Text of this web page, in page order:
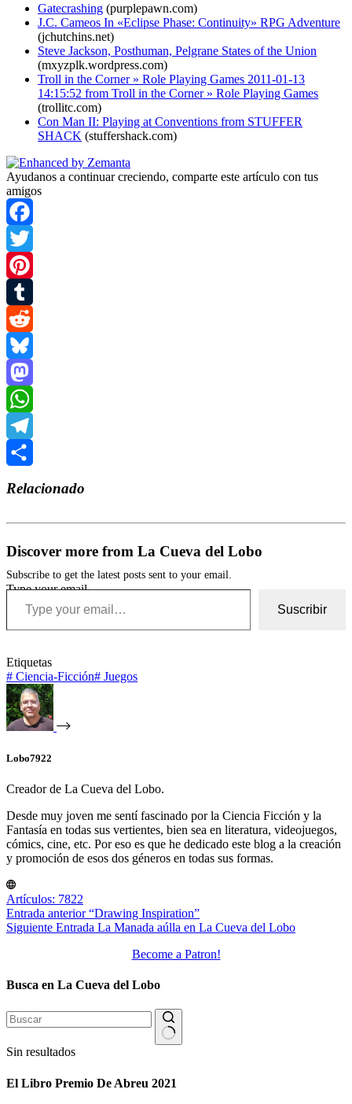
Gatecrashing (purplepawn.com)
J.C. Cameos In «Eclipse Phase: Continuity» RPG Adventure
(jchutchins.net)
Steve Jackson, Posthuman, Pelgrane States of the Union
(mxyzplk.wordpress.com)
Troll in the Corner » Role Playing Games 2011-01-13
14:15:52 from Troll in the Corner » Role Playing Games
(trollitc.com)
Con Man II: Playing at Conventions from STUFFER
SHACK (stuffershack.com)
Ayudanos a continuar creciendo, comparte este artículo con tus
amigos
Facebook
Twitter
Pinterest
Tumblr
Reddit
Bluesky
Mastodon
WhatsApp
Telegram
Relacionado
Discover more from La Cueva del Lobo
Subscribe to get the latest posts sent to your email.
Type your email…
Suscribir
Etiquetas
# Ciencia-Ficción# Juegos
Lobo7922
Creador de La Cueva del Lobo.
Desde muy joven me sentí fascinado por la Ciencia Ficción y la
Fantasía en todas sus vertientes, bien sea en literatura, videojuegos,
cómics, cine, etc. Por eso es que he dedicado este blog a la creación
y promoción de esos dos géneros en todas sus formas.
Artículos: 7822
Entrada anterior“Drawing Inspiration”
Siguiente Entrada La Manada aúlla en La Cueva del Lobo
Become a Patron!
Busca en La Cueva del Lobo
Sin resultados
El Libro Premio De Abreu 2021